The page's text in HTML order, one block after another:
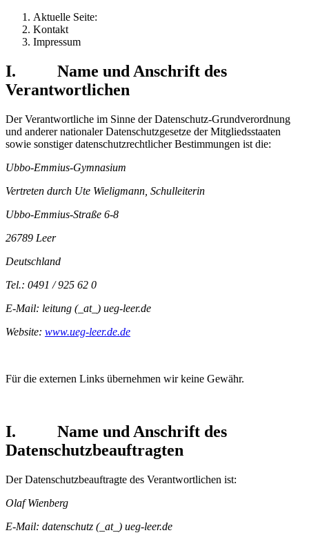
Aktuelle Seite:
Kontakt
Impressum
I. Name und Anschrift des
Verantwortlichen
Der Verantwortliche im Sinne der Datenschutz-Grundverordnung
und anderer nationaler Datenschutzgesetze der Mitgliedsstaaten
sowie sonstiger datenschutzrechtlicher Bestimmungen ist die:
Ubbo-Emmius-Gymnasium
Vertreten durch Ute Wieligmann, Schulleiterin
Ubbo-Emmius-Straße 6-8
26789 Leer
Deutschland
Tel.: 0491 / 925 62 0
E-Mail: leitung (_at_) ueg-leer.de
Website: www.ueg-leer.de.de
Für die externen Links übernehmen wir keine Gewähr.
I. Name und Anschrift des
Datenschutzbeauftragten
Der Datenschutzbeauftragte des Verantwortlichen ist:
Olaf Wienberg
E-Mail: datenschutz (_at_) ueg-leer.de